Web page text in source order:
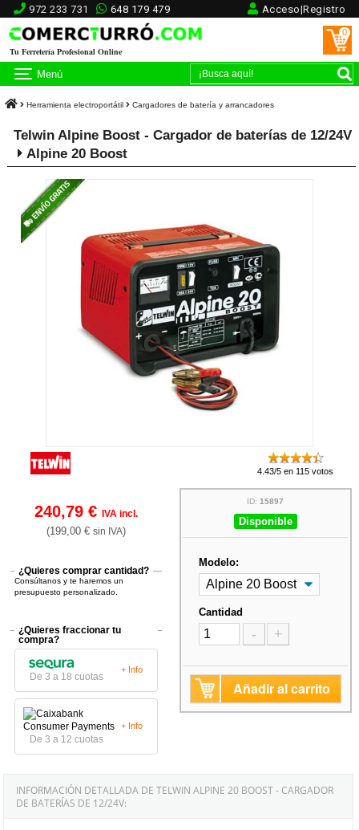
972 233 731 648 179 479 Acceso|Registro
Tu Ferretería Profesional Online
0
Menú
Herramienta electroportátil Cargadores de batería y arrancadores
Telwin Alpine Boost - Cargador de baterías de 12/24V
Alpine 20 Boost
4.43/5 en 115 votos
240,79 €IVA incl.
(199,00 €sin IVA)
¿Quieres comprar cantidad?
Consúltanos y te haremos un
presupuesto personalizado.
¿Quieres fraccionar tu
compra?
De 3 a 18 cuotas
+ Info
De 3 a 12 cuotas
+ Info
ID:15897
Disponible
Modelo:
Cantidad
- +
Añadir al carrito
INFORMACIÓN DETALLADA DE TELWIN ALPINE 20 BOOST - CARGADOR
DE BATERÍAS DE 12/24V: